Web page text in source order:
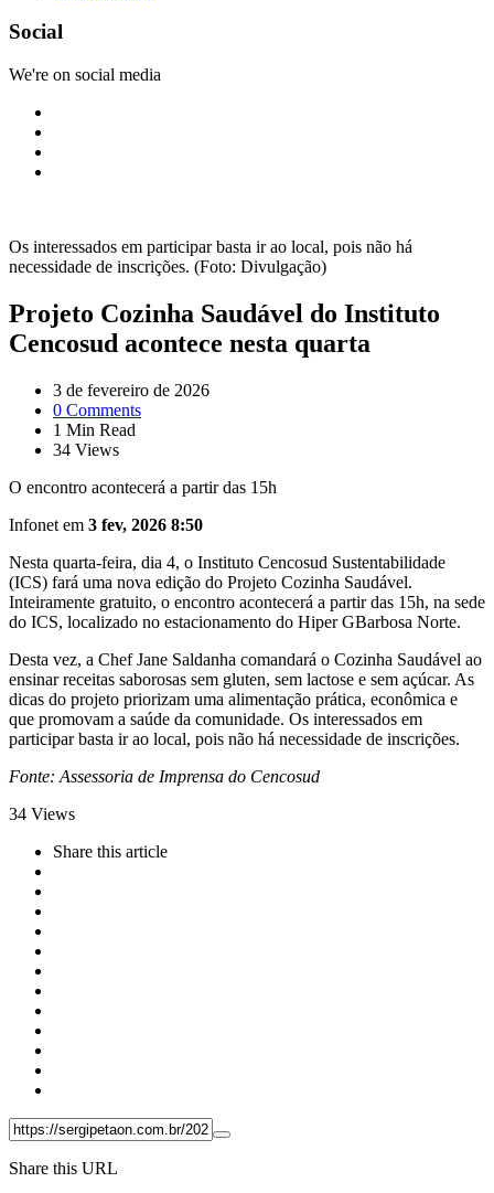
Social
We're on social media
Os interessados em participar basta ir ao local, pois não há
necessidade de inscrições. (Foto: Divulgação)
Projeto Cozinha Saudável do Instituto
Cencosud acontece nesta quarta
3 de fevereiro de 2026
0 Comments
1 Min Read
34 Views
O encontro acontecerá a partir das 15h
Infonet em 3 fev, 2026 8:50
Nesta quarta-feira, dia 4, o Instituto Cencosud Sustentabilidade
(ICS) fará uma nova edição do Projeto Cozinha Saudável.
Inteiramente gratuito, o encontro acontecerá a partir das 15h, na sede
do ICS, localizado no estacionamento do Hiper GBarbosa Norte.
Desta vez, a Chef Jane Saldanha comandará o Cozinha Saudável ao
ensinar receitas saborosas sem gluten, sem lactose e sem açúcar. As
dicas do projeto priorizam uma alimentação prática, econômica e
que promovam a saúde da comunidade. Os interessados em
participar basta ir ao local, pois não há necessidade de inscrições.
Fonte: Assessoria de Imprensa do Cencosud
34 Views
Share this article
Share this URL